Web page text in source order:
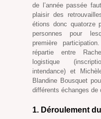
de l’année passée
plaisir des
étions donc quatorze
personnes pour
première
répartie entre
logistique
intendance) et
Blandine Bousquet
différents échanges de
1. Déroulement